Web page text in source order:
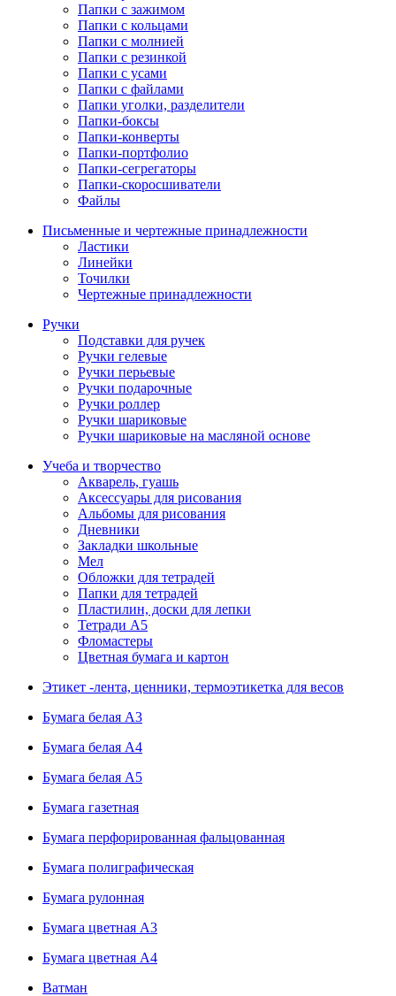
Папки с зажимом
Папки с кольцами
Папки с молнией
Папки с резинкой
Папки с усами
Папки с файлами
Папки уголки, разделители
Папки-боксы
Папки-конверты
Папки-портфолио
Папки-сегрегаторы
Папки-скоросшиватели
Файлы
Письменные и чертежные принадлежности
Ластики
Линейки
Точилки
Чертежные принадлежности
Ручки
Подставки для ручек
Ручки гелевые
Ручки перьевые
Ручки подарочные
Ручки роллер
Ручки шариковые
Ручки шариковые на масляной основе
Учеба и творчество
Акварель, гуашь
Аксессуары для рисования
Альбомы для рисования
Дневники
Закладки школьные
Мел
Обложки для тетрадей
Папки для тетрадей
Пластилин, доски для лепки
Тетради А5
Фломастеры
Цветная бумага и картон
Этикет -лента, ценники, термоэтикетка для весов
Бумага белая А3
Бумага белая А4
Бумага белая А5
Бумага газетная
Бумага перфорированная фальцованная
Бумага полиграфическая
Бумага рулонная
Бумага цветная А3
Бумага цветная А4
Ватман